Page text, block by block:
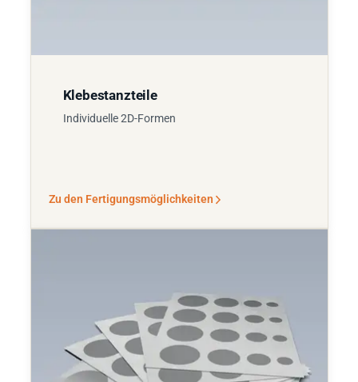
Klebestanzteile
Individuelle 2D-Formen
Zu den Fertigungsmöglichkeiten